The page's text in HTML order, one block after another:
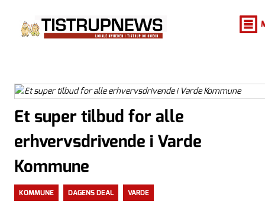
Et super tilbud for alle
erhvervsdrivende i Varde
Kommune
KOMMUNE DAGENS DEAL VARDE